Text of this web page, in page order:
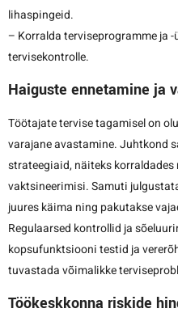
lihaspingeid.
– Korralda terviseprogramme ja
tervisekontrolle.
Haiguste ennetamine ja
Töötajate tervise tagamisel on
varajane avastamine. Juhtkond
strateegiaid, näiteks
vaktsineerimisi. Samuti
juures käima ning pakutakse
Regulaarsed kontrollid ja
kopsufunktsiooni testid ja
tuvastada võimalikke
Töökeskkonna riskide